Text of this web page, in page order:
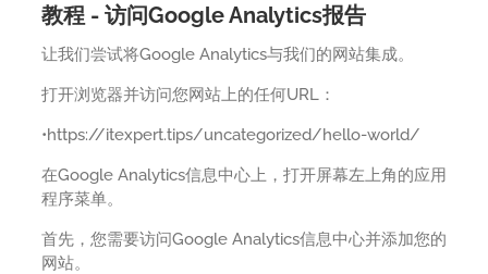
教程 - 访问Google Analytics报告
让我们尝试将Google Analytics与我们的网站集成。
打开浏览器并访问您网站上的任何URL：
•https://itexpert.tips/uncategorized/hello-world/
在Google Analytics信息中心上，打开屏幕左上角的应用
程序菜单。
首先，您需要访问Google Analytics信息中心并添加您的
网站。